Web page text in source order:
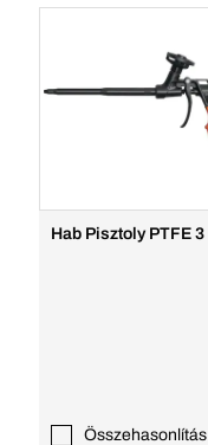
Hab Pisztoly PTFE 3
Összehasonlítás